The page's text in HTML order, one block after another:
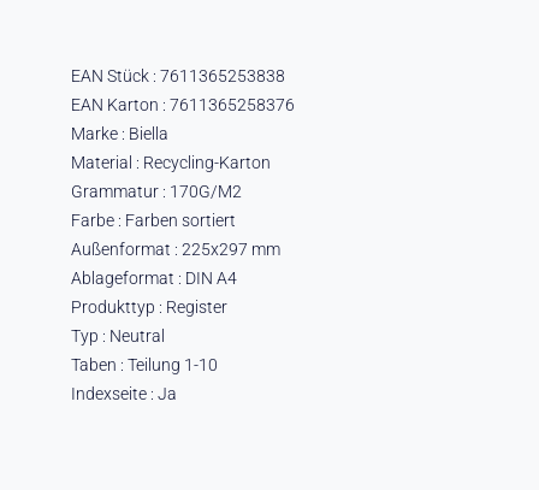
EAN Stück : 7611365253838
EAN Karton : 7611365258376
Marke : Biella
Material : Recycling-Karton
Grammatur : 170G/M2
Farbe : Farben sortiert
Außenformat : 225x297 mm
Ablageformat : DIN A4
Produkttyp : Register
Typ : Neutral
Taben : Teilung 1-10
Indexseite : Ja